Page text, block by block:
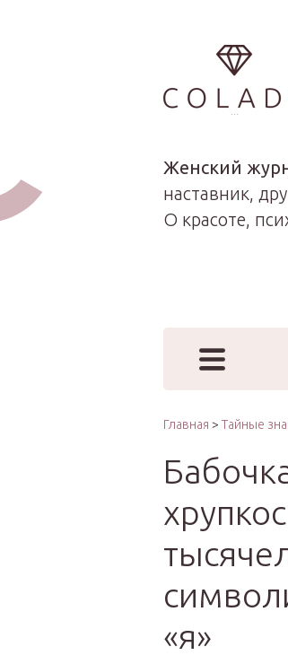
...
Женский
наставник,
О красоте,
Главная > Тайные
«я»